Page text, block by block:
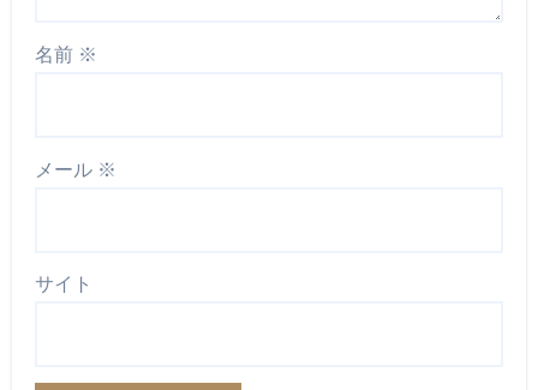
名前 ※
メール ※
サイト